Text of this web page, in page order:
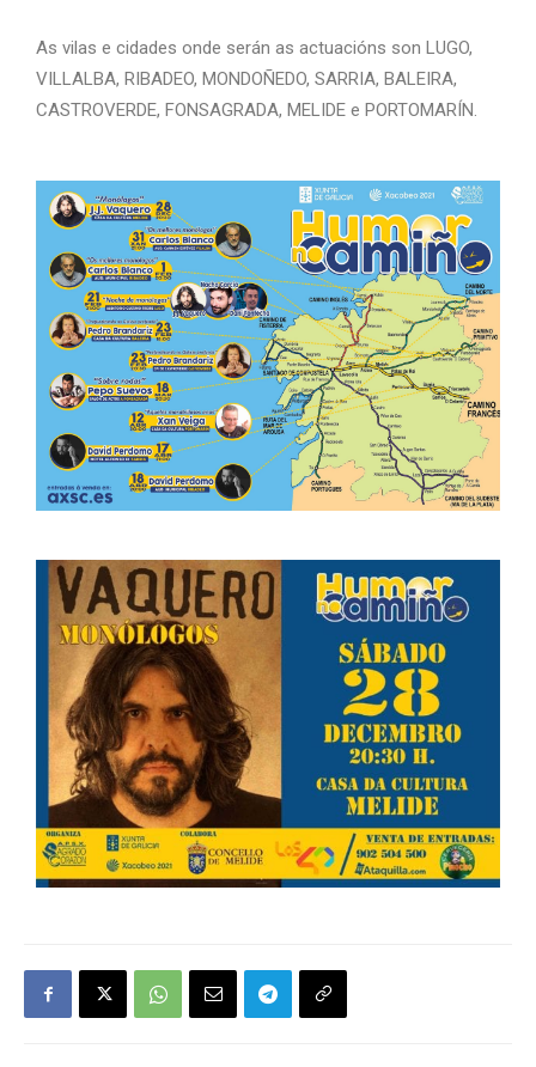
As vilas e cidades onde serán as actuacións son LUGO,
VILLALBA, RIBADEO, MONDOÑEDO, SARRIA, BALEIRA,
CASTROVERDE, FONSAGRADA, MELIDE e PORTOMARÍN.